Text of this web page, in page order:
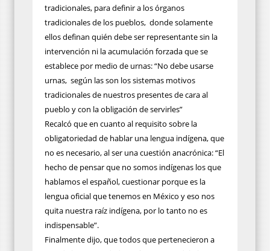
tradicionales, para definir a los órganos
tradicionales de los pueblos, donde solamente
ellos definan quién debe ser representante sin la
intervención ni la acumulación forzada que se
establece por medio de urnas: “No debe usarse
urnas, según las son los sistemas motivos
tradicionales de nuestros presentes de cara al
pueblo y con la obligación de servirles”
Recalcó que en cuanto al requisito sobre la
obligatoriedad de hablar una lengua indígena, que
no es necesario, al ser una cuestión anacrónica: “El
hecho de pensar que no somos indígenas los que
hablamos el español, cuestionar porque es la
lengua oficial que tenemos en México y eso nos
quita nuestra raíz indígena, por lo tanto no es
indispensable”.
Finalmente dijo, que todos que pertenecieron a